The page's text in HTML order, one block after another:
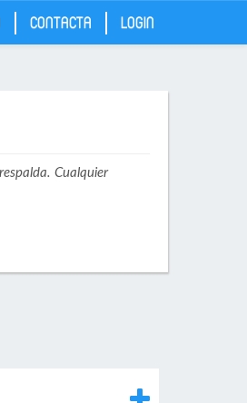
CONTACTA LOGIN
Cualquier